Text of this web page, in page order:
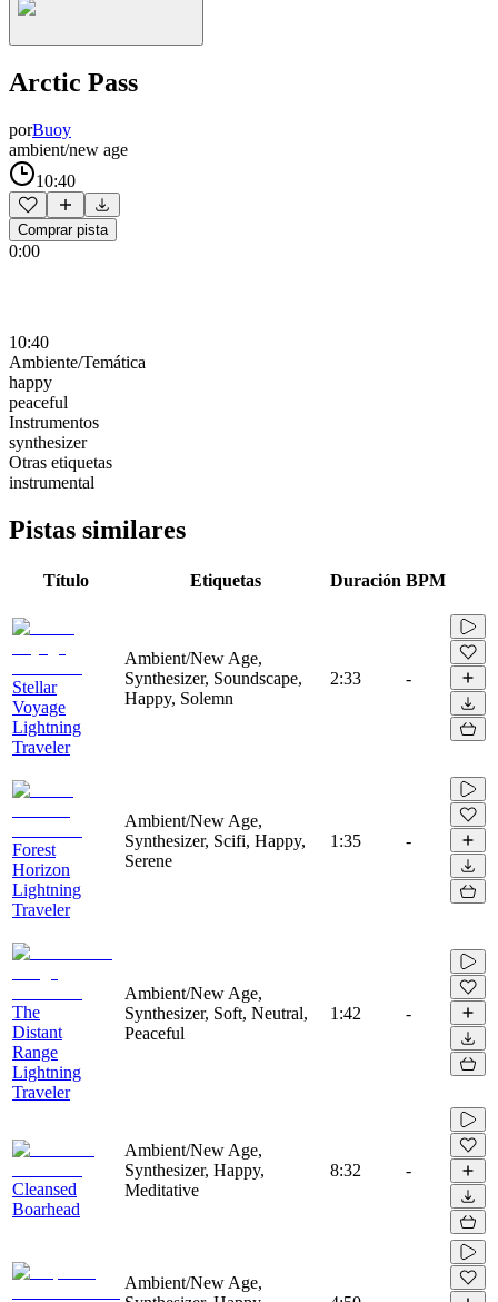
Arctic Pass
porBuoy
ambient/new age
10:40
Comprar pista
0:00
10:40
Ambiente/Temática
happy
peaceful
Instrumentos
synthesizer
Otras etiquetas
instrumental
Pistas similares
Título Etiquetas Duración BPM
Stellar
Voyage
Lightning
Traveler
Ambient/New Age,
Synthesizer, Soundscape,
Happy, Solemn
2:33 -
Forest
Horizon
Lightning
Traveler
Ambient/New Age,
Synthesizer, Scifi, Happy,
Serene
1:35 -
The
Distant
Range
Lightning
Traveler
Ambient/New Age,
Synthesizer, Soft, Neutral,
Peaceful
1:42 -
Cleansed
Boarhead
Ambient/New Age,
Synthesizer, Happy,
Meditative
8:32 -
Ambient/New Age,